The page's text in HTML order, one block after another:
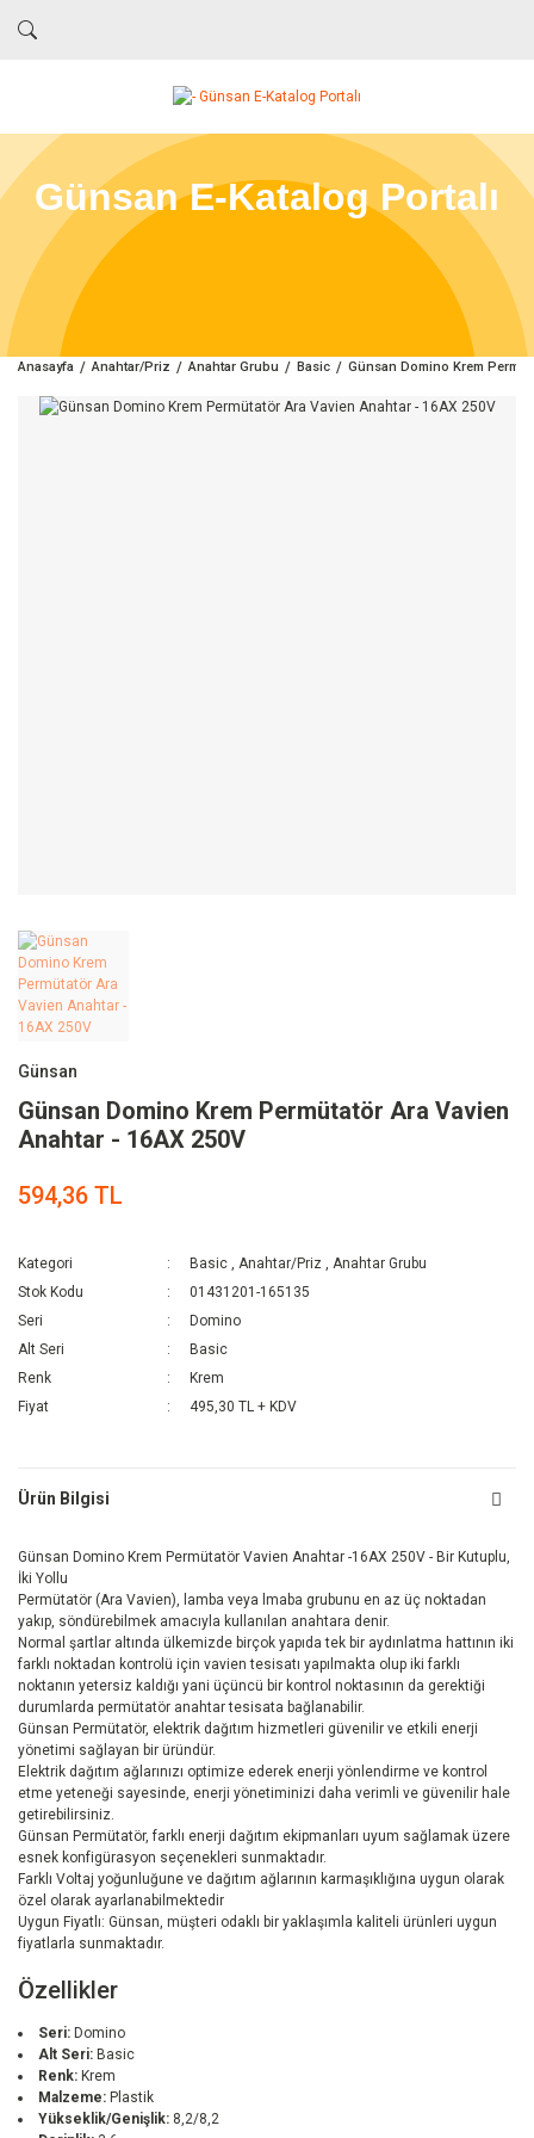
Günsan E-Katalog Portalı
Anasayfa Anahtar/Priz Anahtar Grubu Basic Günsan Domino Krem
Günsan
Günsan Domino Krem Permütatör Ara Vavien
Anahtar - 16AX 250V
594,36 TL
Kategori Basic ,Anahtar/Priz ,Anahtar Grubu
Stok Kodu
01431201-165135
Seri
Domino
Alt Seri
Basic
Renk
Krem
Fiyat
495,30 TL + KDV
Ürün Bilgisi
Günsan Domino Krem Permütatör Vavien Anahtar -16AX 250V - Bir Kutuplu,
İki Yollu
Permütatör (Ara Vavien), lamba veya lmaba grubunu en az üç noktadan
yakıp, söndürebilmek amacıyla kullanılan anahtara denir.
Normal şartlar altında ülkemizde birçok yapıda tek bir aydınlatma hattının iki
farklı noktadan kontrolü için vavien tesisatı yapılmakta olup iki farklı
noktanın yetersiz kaldığı yani üçüncü bir kontrol noktasının da gerektiği
durumlarda permütatör anahtar tesisata bağlanabilir.
Günsan Permütatör, elektrik dağıtım hizmetleri güvenilir ve etkili enerji
yönetimi sağlayan bir üründür.
Elektrik dağıtım ağlarınızı optimize ederek enerji yönlendirme ve kontrol
etme yeteneği sayesinde, enerji yönetiminizi daha verimli ve güvenilir hale
getirebilirsiniz.
Günsan Permütatör, farklı enerji dağıtım ekipmanları uyum sağlamak üzere
esnek konfigürasyon seçenekleri sunmaktadır.
Farklı Voltaj yoğunluğune ve dağıtım ağlarının karmaşıklığına uygun olarak
özel olarak ayarlanabilmektedir
Uygun Fiyatlı: Günsan, müşteri odaklı bir yaklaşımla kaliteli ürünleri uygun
fiyatlarla sunmaktadır.
Özellikler
Seri: Domino
Alt Seri: Basic
Renk: Krem
Malzeme: Plastik
Yükseklik/Genişlik: 8,2/8,2